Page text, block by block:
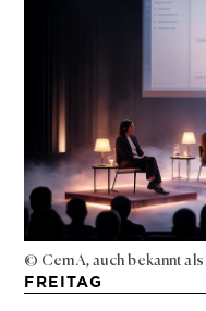
© Cem A, auch bekannt
FREITAG